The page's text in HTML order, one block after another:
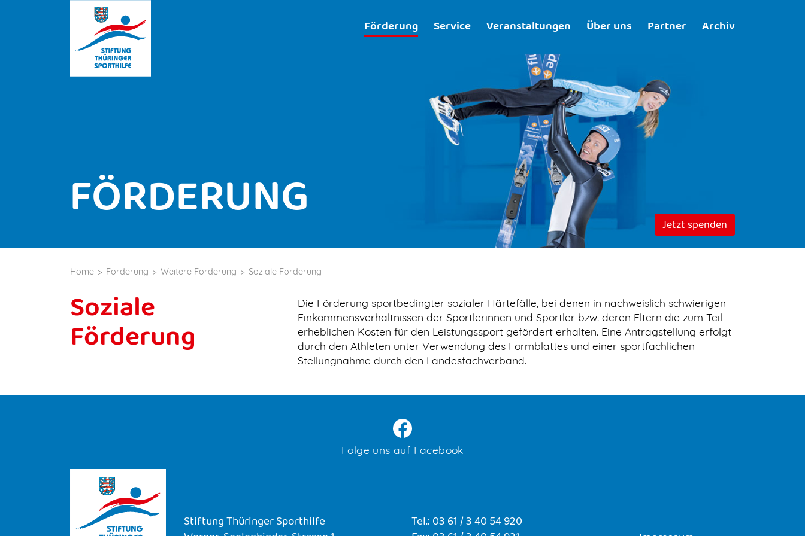
Förderung Service Veranstaltungen Über uns Partner Archiv
FÖRDERUNG Jetzt spenden
Home Förderung Weitere Förderung Soziale Förderung
Soziale
Förderung
Die Förderung sportbedingter sozialer Härtefälle, bei denen in nachweislich schwierigen
Einkommensverhältnissen der Sportlerinnen und Sportler bzw. deren Eltern die zum Teil
erheblichen Kosten für den Leistungssport gefördert erhalten. Eine Antragstellung erfolgt
durch den Athleten unter Verwendung des Formblattes und einer sportfachlichen
Stellungnahme durch den Landesfachverband.
Folge uns auf Facebook
Stiftung Thüringer Sporthilfe Tel.: 03 61 / 3 40 54 920